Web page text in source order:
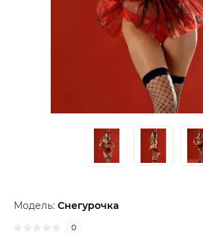
Модель: Снегурочка
0